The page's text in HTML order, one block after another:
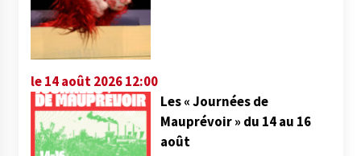
le 14 août 2026 12:00
Les « Journées de
Mauprévoir » du 14 au 16
août